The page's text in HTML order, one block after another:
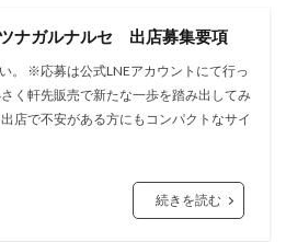
ナガルナルセ 出店募集要項
。 ※応募は公式LNEアカウントにて行っ
く軒先販売で新たな一歩を踏み出してみ
店で不安がある方にもコンパクトなサイ
続きを読む